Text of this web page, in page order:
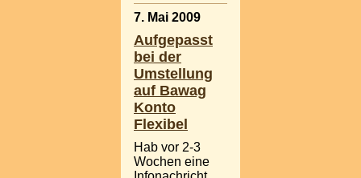
7. Mai 2009
Aufgepasst
bei der
Umstellung
auf Bawag
Konto
Flexibel
Hab vor 2-3
Wochen eine